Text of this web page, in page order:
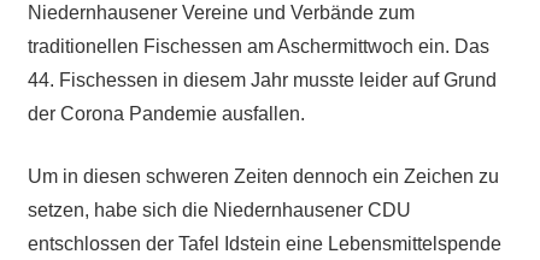
Niedernhausener Vereine und Verbände zum
traditionellen Fischessen am Aschermittwoch ein. Das
44. Fischessen in diesem Jahr musste leider auf Grund
der Corona Pandemie ausfallen.
Um in diesen schweren Zeiten dennoch ein Zeichen zu
setzen, habe sich die Niedernhausener CDU
entschlossen der Tafel Idstein eine Lebensmittelspende